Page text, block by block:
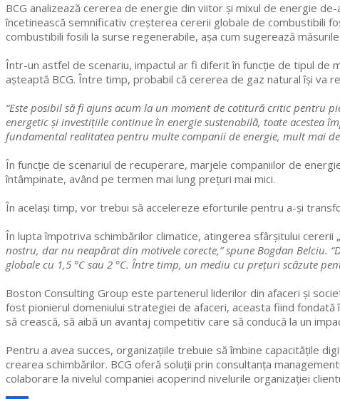
BCG analizează cererea de energie din viitor și mixul de energie
încetinească semnificativ creșterea cererii globale de combustibili
combustibili fosili la surse regenerabile, așa cum sugerează
Într-un astfel de scenariu, impactul ar fi diferit în funcție de tipul de
așteaptă BCG. Între timp, probabil că cererea de gaz natural își va
“Este posibil să fi ajuns acum la un moment de cotitură critic pentru
energetic și investițiile continue în energie sustenabilă, toate acestea
fundamental realitatea pentru multe companii de energie, mult mai
În funcție de scenariul de recuperare, marjele companiilor de
întâmpinate, având pe termen mai lung prețuri mai mici.
În același timp, vor trebui să accelereze eforturile pentru a-și
În lupta împotriva schimbărilor climatice, atingerea sfârșitului
nostru, dar nu neapărat din motivele corecte,” spune Bogdan
globale cu 1,5 °C sau 2 °C. Între timp, un mediu cu prețuri scăzute
Boston Consulting Group este partenerul liderilor din afaceri și
fost pionierul domeniului strategiei de afaceri, aceasta fiind
să crească, să aibă un avantaj competitiv care să conducă la un
Pentru a avea succes, organizațiile trebuie să îmbine capacitățile
crearea schimbărilor. BCG oferă soluții prin consultanța
colaborare la nivelul companiei acoperind nivelurile organizației